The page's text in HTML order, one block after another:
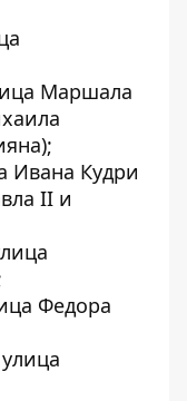
Маршала
Ивана Кудри
II и
Федора